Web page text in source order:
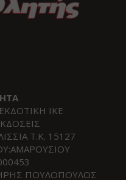
ΙΚΕ
Τ.Κ. 15127
ΠΟΥΛΟΠΟΥΛΟΣ